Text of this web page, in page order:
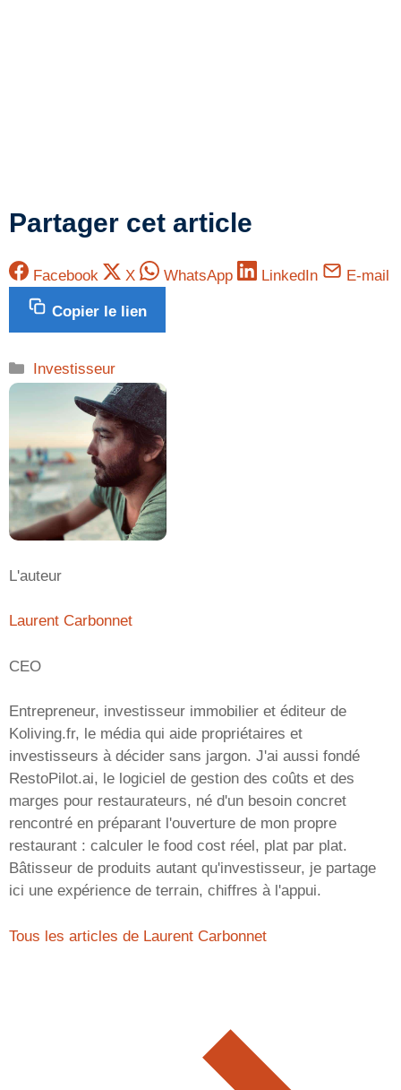
Partager cet article
Facebook X WhatsApp LinkedIn E-mail
Copier le lien
Catégories
Investisseur
L'auteur
Laurent Carbonnet
CEO
Entrepreneur, investisseur immobilier et éditeur de
Koliving.fr, le média qui aide propriétaires et
investisseurs à décider sans jargon. J'ai aussi fondé
RestoPilot.ai, le logiciel de gestion des coûts et des
marges pour restaurateurs, né d'un besoin concret
rencontré en préparant l'ouverture de mon propre
restaurant : calculer le food cost réel, plat par plat.
Bâtisseur de produits autant qu'investisseur, je partage
ici une expérience de terrain, chiffres à l'appui.
Tous les articles de Laurent Carbonnet